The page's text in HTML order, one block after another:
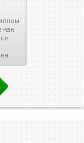
как